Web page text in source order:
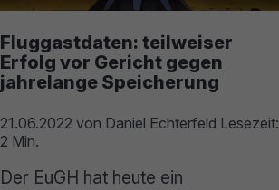
Fluggastdaten: teilweiser
Erfolg vor Gericht gegen
jahrelange Speicherung
21.06.2022 von Daniel Echterfeld Lesezeit:
2 Min.
Der EuGH hat heute ein